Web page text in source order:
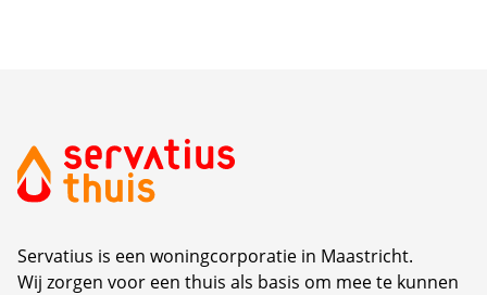
Servatius is een woningcorporatie in Maastricht.
Wij zorgen voor een thuis als basis om mee te kunnen